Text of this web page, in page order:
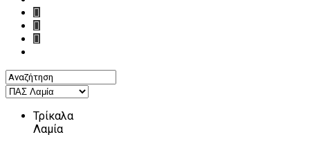
Τρίκαλα
Λαμία